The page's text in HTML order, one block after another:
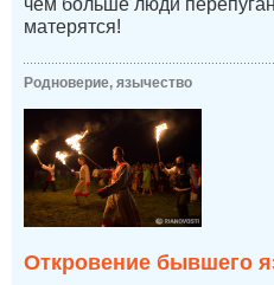
чем больше люди
матерятся!
Родноверие, язычество
Откровение бывшего